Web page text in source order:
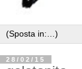
28/02/15